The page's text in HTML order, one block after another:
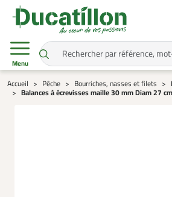
Menu
Accueil Pêche Bourriches, nasses et filets
Balances à écrevisses maille 30 mm Diam 27